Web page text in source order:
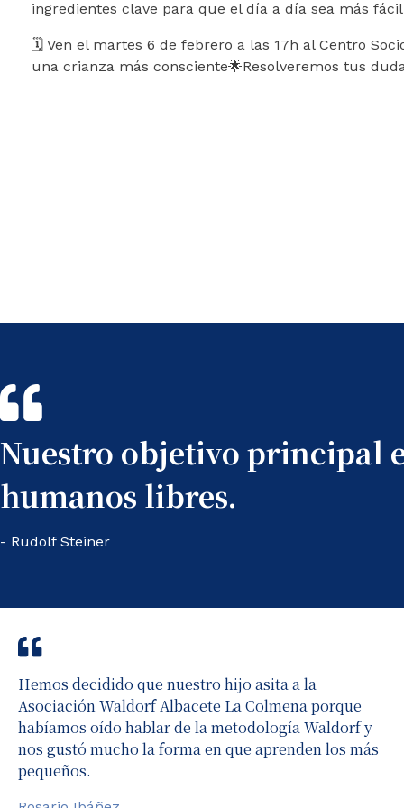
ingredientes clave para que el día a día sea más
🗓️ Ven el martes 6 de febrero a las 17h al Centro
una crianza más consciente🌟Resolveremos tus
Nuestro objetivo principal
humanos libres.
- Rudolf Steiner
Hemos decidido que nuestro hijo asita a la
Asociación Waldorf Albacete La Colmena porque
habíamos oído hablar de la metodología Waldorf y
nos gustó mucho la forma en que aprenden los más
pequeños.